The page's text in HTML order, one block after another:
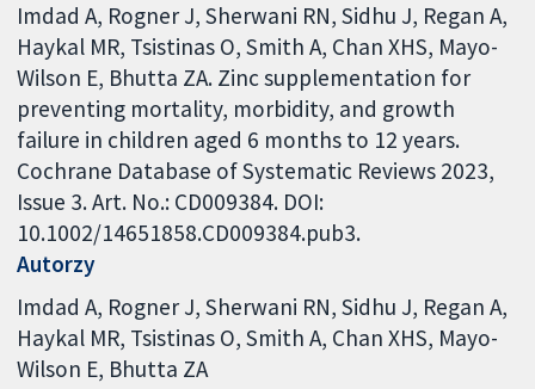
Imdad A, Rogner J, Sherwani RN, Sidhu J, Regan A,
Haykal MR, Tsistinas O, Smith A, Chan XHS, Mayo-
Wilson E, Bhutta ZA. Zinc supplementation for
preventing mortality, morbidity, and growth
failure in children aged 6 months to 12 years.
Cochrane Database of Systematic Reviews 2023,
Issue 3. Art. No.: CD009384. DOI:
10.1002/14651858.CD009384.pub3.
Autorzy
Imdad A Rogner J Sherwani RN Sidhu J Regan A
Haykal MR Tsistinas O Smith A Chan XHS Mayo-
Wilson E Bhutta ZA